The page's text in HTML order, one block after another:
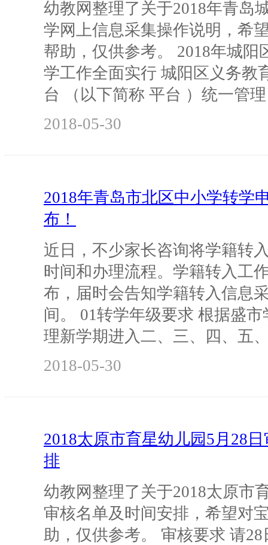
幼教网整理了关于2018年青岛
学网上信息采集操作说明，希
帮助，仅供参考。 2018年城阳
学工作全面实行 城阳区义务教
台 （以下简称 平台 ）统一管理
2018-05-30
2018年青岛市北区中小学转学
布！
近日，不少家长咨询将学籍转
时间和办理流程。学籍转入工
布，届时会告知学籍转入信息
间。 01转学年级要求 根据盛
理新学期进入二、三、四、五
2018-05-30
2018太原市育星幼儿园5月28
排
幼教网整理了关于2018太原市
审核名单及时间安排，希望对
助，仅供参考。 审核要求 请